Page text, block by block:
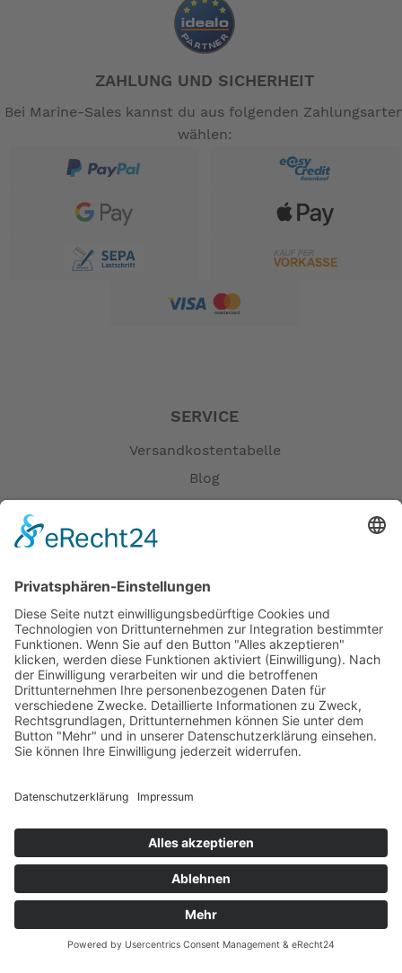
ZAHLUNG UND SICHERHEIT
Bei Marine-Sales kannst du aus folgenden
wählen:
SERVICE
Versandkostentabelle
Blog
Öffnungszeiten
Versandpartner
Verfügbarkeiten
Zahlung und Versand
Datenschutz
Fernabsatz
Widerrufsrecht MS
Kontakt
Garantiefall
Batterieverordnung
Ergänzende Allgemeine Geschäftsbedingungen zum
easyCredit-Ratenkauf